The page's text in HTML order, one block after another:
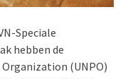
Speciale
hebben de
(UNPO)